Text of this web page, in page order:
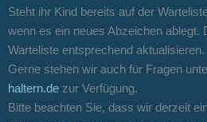
Steht ihr Kind bereits auf der
wenn es ein neues Abzeichen ablegt.
Warteliste entsprechend aktualisieren.
Gerne stehen wir auch für Fragen
haltern.de zur Verfügung.
Bitte beachten Sie, dass wir derzeit